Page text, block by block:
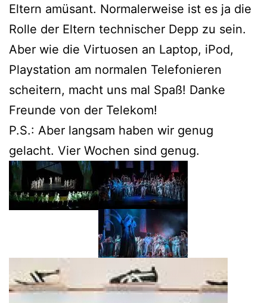
Eltern amüsant. Normalerweise ist es ja die
Rolle der Eltern technischer Depp zu sein.
Aber wie die Virtuosen an Laptop, iPod,
Playstation am normalen Telefonieren
scheitern, macht uns mal Spaß! Danke
Freunde von der Telekom!
P.S.: Aber langsam haben wir genug
gelacht. Vier Wochen sind genug.